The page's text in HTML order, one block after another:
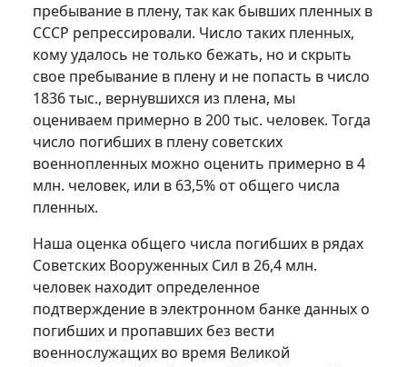
пребывание в плену, так как бывших пленных в
СССР репрессировали. Число таких пленных,
кому удалось не только бежать, но и скрыть
свое пребывание в плену и не попасть в число
1836 тыс., вернувшихся из плена, мы
оцениваем примерно в 200 тыс. человек. Тогда
число погибших в плену советских
военнопленных можно оценить примерно в 4
млн. человек, или в 63,5% от общего числа
пленных.
Наша оценка общего числа погибших в рядах
Советских Вооруженных Сил в 26,4 млн.
человек находит определенное
подтверждение в электронном банке данных о
погибших и пропавших без вести
военнослужащих во время Великой